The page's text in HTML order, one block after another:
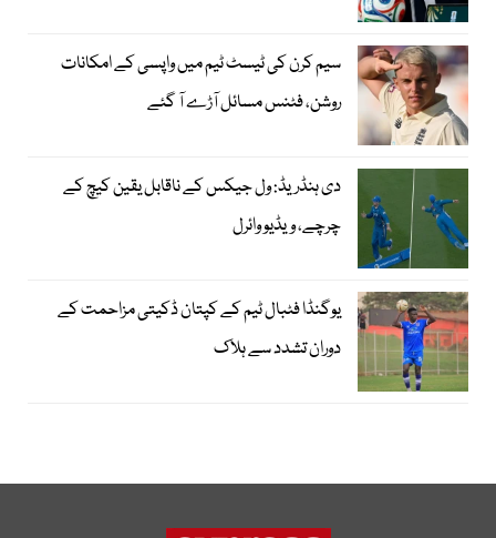
سیم کرن کی ٹیسٹ ٹیم میں واپسی کے امکانات
روشن، فٹنس مسائل آڑے آ گئے
دی ہنڈریڈ: ول جیکس کے ناقابل یقین کیچ کے
چرچے، ویڈیو وائرل
یوگنڈا فٹبال ٹیم کے کپتان ڈکیتی مزاحمت کے
دوران تشدد سے ہلاک